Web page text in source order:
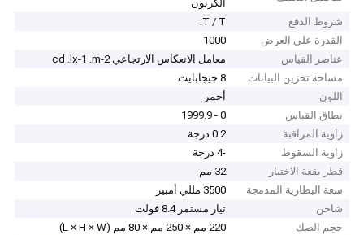
الكرتون
شروط الدفع
T / T.
القدرة على العرض
1000
عناصر القياس
معامل الانعكاس الارتجاعي cd .lx-1 .m-2
مساحة تخزين البيانات
8 جيجابايت
اللون
أحمر
نطاق القياس
0 - 1999.9
زاوية المراقبة
0.2 درجة
زاوية السقوط
-4 درجة
قطر بقعة الاختبار
32 مم
سعة البطارية المدمجة
3500 مللي أمبير
شاحن
تيار مستمر 8.4 فولت
حجم الصك
220 مم × 250 مم × 80 مم (L × H × W)